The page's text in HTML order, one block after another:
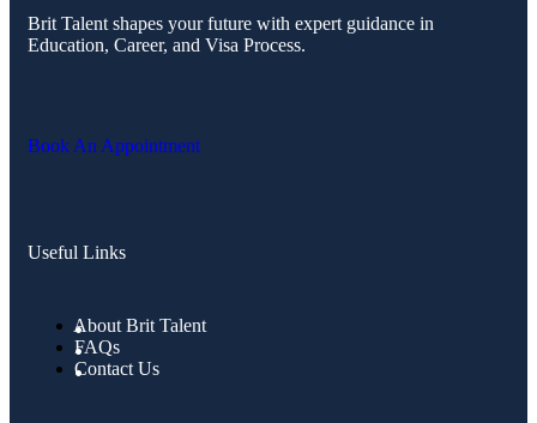
Brit Talent shapes your future with expert guidance in
Education, Career, and Visa Process.
Book An Appointment
Useful Links
About Brit Talent
FAQs
Contact Us